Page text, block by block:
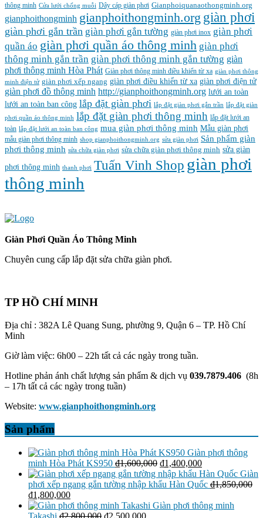
thông minh Cửa lưới chống muỗi Dây cáp giàn phơi Gianphoiquanaothongminh.org
gianphoithongminh gianphoithongminh.org giàn phơi
giàn phơi gắn trần giàn phơi gắn tường giàn phơi inox giàn phơi
quần áo giàn phơi quần áo thông minh giàn phơi
thông minh gắn trần giàn phơi thông minh gắn tường giàn
phơi thông minh Hòa Phát Giàn phơi thông minh điều khiển từ xa giàn phơi thông
minh điện tử giàn phơi xếp ngang giàn phơi điều khiển từ xa giàn phơi điện tử
giàn phơi đồ thông minh http://gianphoithongminh.org lưới an toàn
lưới an toàn ban công lắp đặt giàn phơi lắp đặt giàn phơi gắn trần lắp đặt giàn
phơi quần áo thông minh lắp đặt giàn phơi thông minh lắp đặt lưới an
toàn lắp đặt lưới an toàn ban công mua giàn phơi thông minh Mẫu giàn phơi
mẫu giàn phơi thông minh shop gianphoithongminh.org sửa giàn phơi Sản phẩm giàn
phơi thông minh sửa chữa giàn phơi sửa chữa giàn phơi thông minh sửa giàn
phơi thông minh thanh phơi Tuấn Vinh Shop ‌giàn‌ ‌phơi‌
‌thông‌ ‌minh
Giàn Phơi Quần Áo Thông Minh
Chuyên cung cấp lắp đặt sửa chữa giàn phơi.
TP HỒ CHÍ MINH
Địa chỉ : 382A Lê Quang Sung, phường 9, Quận 6 – TP. Hồ Chí
Minh
Giờ làm việc: 6h00 – 22h tất cả các ngày trong tuần.
Hotline phản ánh chất lượng sản phẩm & dịch vụ 039.7879.406 (8h
– 17h tất cả các ngày trong tuần)
Website: www.gianphoithongminh.org
Sản phẩm
Giàn phơi thông
minh Hòa Phát KS950 ₫1,600,000 Giá
gốc
là:
₫1,400,000Giá
hiện
tại
₫1,400,000.
Giàn
phơi xếp ngang gắn tường nhập khẩu Hàn Quốc ₫1,850,000
Giá
gốc
là:
₫1,800,000Giá
hiện
tại
Giàn phơi thông minh
Giá
Giá